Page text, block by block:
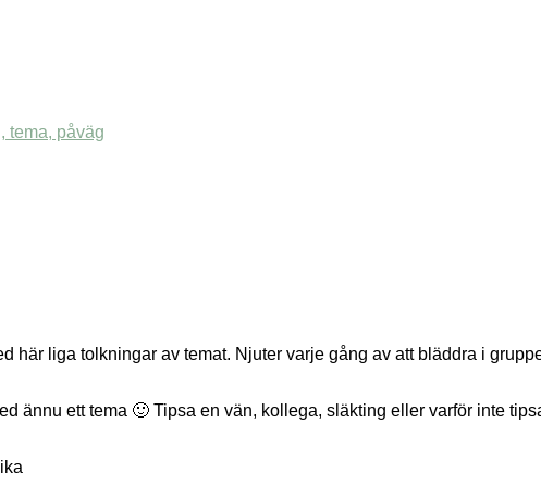
här liga tolkningar av temat. Njuter varje gång av att bläddra i
ännu ett tema 🙂 Tipsa en vän, kollega, släkting eller varför inte